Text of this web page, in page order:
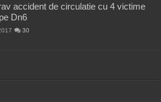
accident de circulatie cu 4 victime
Dn6
30